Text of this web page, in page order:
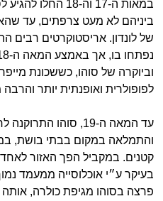
במאות ה-17 וה-18
ביניהם לא מעט צרפתים, עד
של לונדון. אריסטוקרטים רבים
לפופולרית ואופנתית יותר
עד המאה ה-19, סוהו
והתמלאה במקום בבתי בושת,
קטנים. במקביל הפך האזור
פרצה בסוהו מגיפת כולרה,